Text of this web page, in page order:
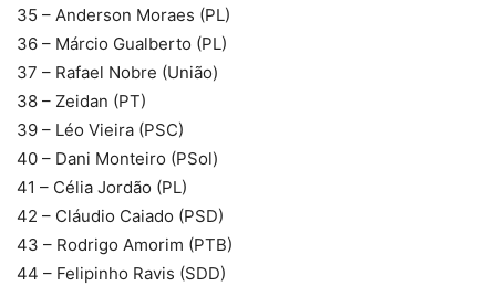
35 – Anderson Moraes (PL)
36 – Márcio Gualberto (PL)
37 – Rafael Nobre (União)
38 – Zeidan (PT)
39 – Léo Vieira (PSC)
40 – Dani Monteiro (PSol)
41 – Célia Jordão (PL)
42 – Cláudio Caiado (PSD)
43 – Rodrigo Amorim (PTB)
44 – Felipinho Ravis (SDD)